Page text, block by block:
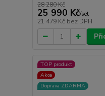
28 280 Kč
25 990 Kč/set
21 479 Kč bez DPH
TOP produkt
Akce
Doprava ZDARMA